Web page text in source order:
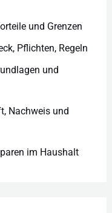
und Grenzen
Pflichten, Regeln
und
Nachweis und
im Haushalt